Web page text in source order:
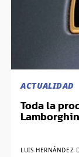
ACTUALIDAD
Toda la
LUIS HERNÁNDEZ